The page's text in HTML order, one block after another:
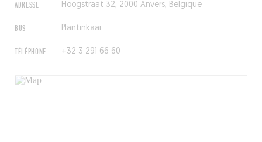
ADRESSE Hoogstraat 32, 2000 Anvers, Belgique
BUS Plantinkaai
TÉLÉPHONE +32 3 291 66 60